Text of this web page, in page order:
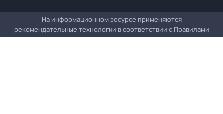
На информационном ресурсе применяются
рекомендательные технологии в соответствии с Правилами